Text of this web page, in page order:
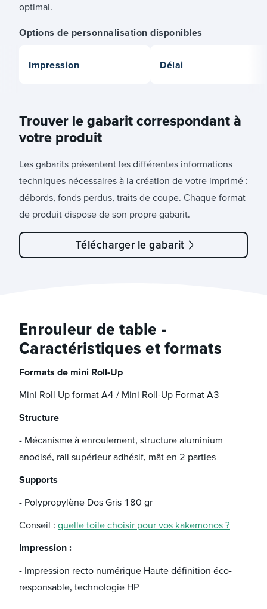
optimal.
Options de personnalisation disponibles
Impression Délai
Trouver le gabarit correspondant à
votre produit
Les gabarits présentent les différentes informations
techniques nécessaires à la création de votre imprimé :
débords, fonds perdus, traits de coupe. Chaque format
de produit dispose de son propre gabarit.
Télécharger le gabarit
Enrouleur de table -
Caractéristiques et formats
Formats de mini Roll-Up
Mini Roll Up format A4 / Mini Roll-Up Format A3
Structure
- Mécanisme à enroulement, structure aluminium
anodisé, rail supérieur adhésif, mât en 2 parties
Supports
- Polypropylène Dos Gris 180 gr
Conseil : quelle toile choisir pour vos kakemonos ?
Impression :
- Impression recto numérique Haute définition éco-
responsable, technologie HP